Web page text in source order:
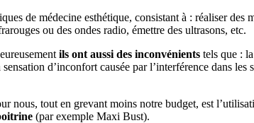
de médecine esthétique, consistant à : réaliser
ou des ondes radio, émettre des ultrasons, etc.
ils ont aussi des inconvénients tels que :
d’inconfort causée par l’interférence dans les
nous, tout en grevant moins notre budget, est
(par exemple Maxi Bust).